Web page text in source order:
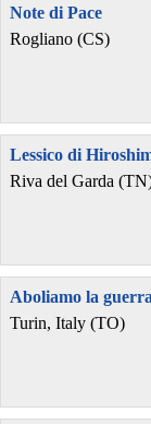
Note di Pace
Rogliano (CS)
Lessico di
Riva del Garda
Aboliamo la
Turin, Italy (TO)